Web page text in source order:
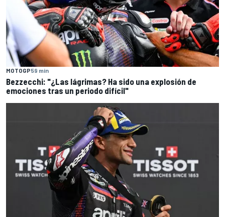
MOTOGP59 min
Bezzecchi: "¿Las lágrimas? Ha sido una explosión de
emociones tras un periodo difícil"